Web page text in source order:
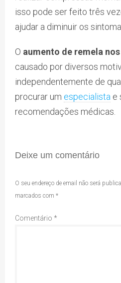
isso pode ser feito três
ajudar a diminuir os
O aumento de remela
causado por diversos
independentemente de
procurar um especialista e
recomendações médicas.
Deixe um comentário
O seu endereço de email não será
marcados com *
Comentário *